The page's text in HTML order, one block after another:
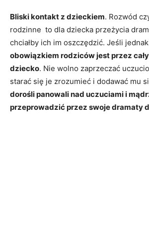
Bliski kontakt z dzieckiem. Rozwód
rodzinne to dla dziecka przeżycia
chciałby ich im oszczędzić. Jeśli
obowiązkiem rodziców jest przez
dziecko. Nie wolno zaprzeczać
starać się je zrozumieć i dodawać mu
dorośli panowali nad uczuciami i
przeprowadzić przez swoje dramaty